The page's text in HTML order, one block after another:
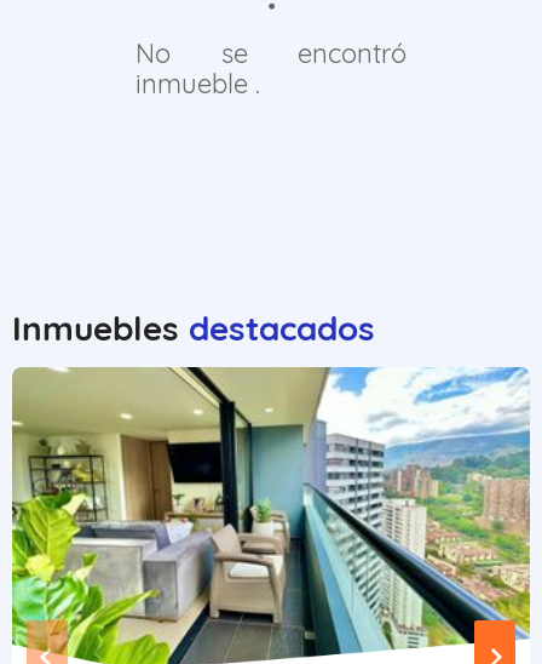
No se encontró
inmueble .
Inmuebles destacados